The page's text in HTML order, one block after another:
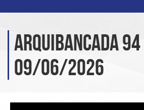
Arquibancada 94 |
09/06/2026